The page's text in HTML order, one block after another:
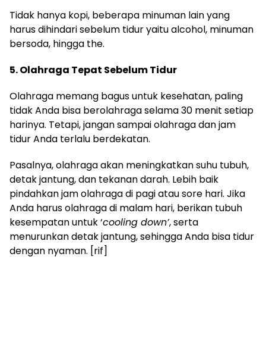
Tidak hanya kopi, beberapa minuman lain yang
harus dihindari sebelum tidur yaitu alcohol, minuman
bersoda, hingga the.
5. Olahraga Tepat Sebelum Tidur
Olahraga memang bagus untuk kesehatan, paling
tidak Anda bisa berolahraga selama 30 menit setiap
harinya. Tetapi, jangan sampai olahraga dan jam
tidur Anda terlalu berdekatan.
Pasalnya, olahraga akan meningkatkan suhu tubuh,
detak jantung, dan tekanan darah. Lebih baik
pindahkan jam olahraga di pagi atau sore hari. Jika
Anda harus olahraga di malam hari, berikan tubuh
kesempatan untuk ‘cooling down’, serta
menurunkan detak jantung, sehingga Anda bisa tidur
dengan nyaman. [rif]